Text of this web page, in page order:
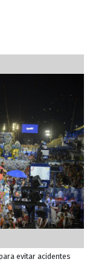
evitar acidentes